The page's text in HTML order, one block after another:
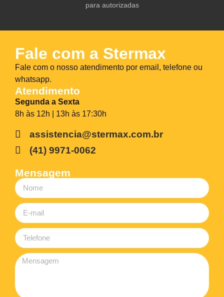
para autorizadas
Fale com a Stermax
Fale com o nosso atendimento por email, telefone ou
whatsapp.
Atendimento
Segunda a Sexta
8h às 12h | 13h às 17:30h
assistencia@stermax.com.br
(41) 9971-0062
Mensagem